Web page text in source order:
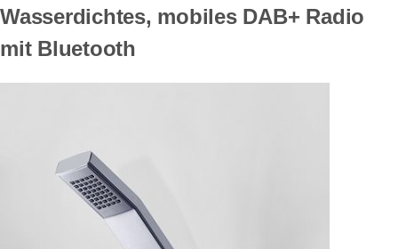
Wasserdichtes, mobiles DAB+ Radio
mit Bluetooth